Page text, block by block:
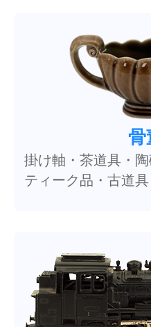
骨
掛け軸・茶道具・
ティーク品・古道